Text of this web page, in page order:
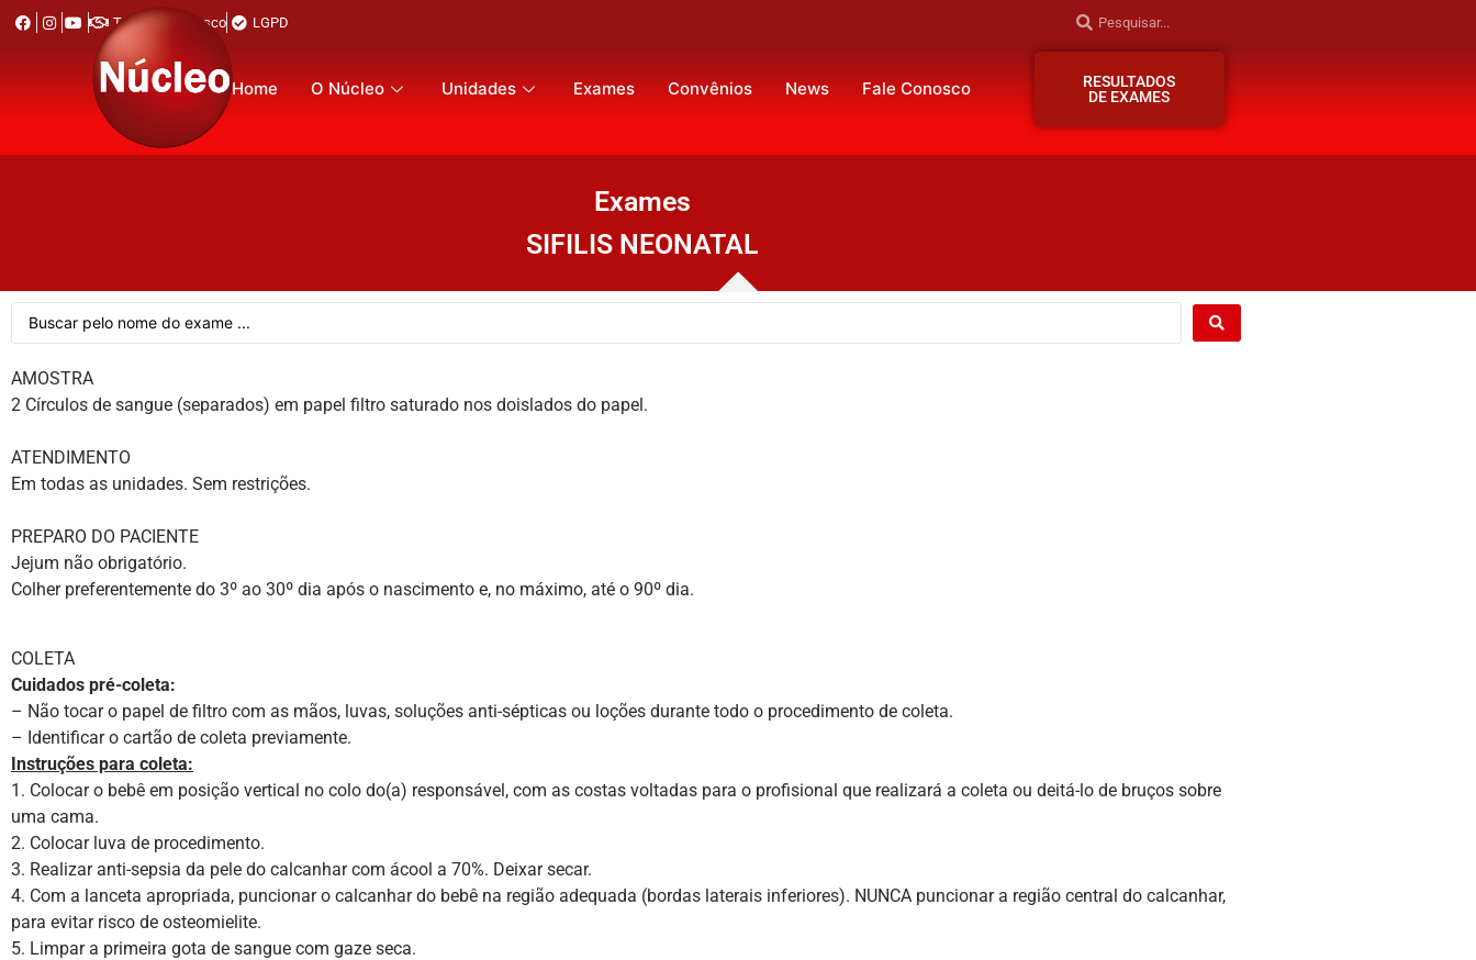
Trabalhe Conosco LGPD
Home O Núcleo Unidades Exames Convênios News Fale Conosco
RESULTADOS
DE EXAMES
Exames
SIFILIS NEONATAL
AMOSTRA
2 Círculos de sangue (separados) em papel filtro saturado nos doislados do papel.
ATENDIMENTO
Em todas as unidades. Sem restrições.
PREPARO DO PACIENTE
Jejum não obrigatório.
Colher preferentemente do 3º ao 30º dia após o nascimento e, no máximo, até o 90º dia.
COLETA
Cuidados pré-coleta:
– Não tocar o papel de filtro com as mãos, luvas, soluções anti-sépticas ou loções durante todo o procedimento de coleta.
– Identificar o cartão de coleta previamente.
Instruções para coleta:
1. Colocar o bebê em posição vertical no colo do(a) responsável, com as costas voltadas para o profisional que realizará a coleta ou deitá-lo de bruços sobre
uma cama.
2. Colocar luva de procedimento.
3. Realizar anti-sepsia da pele do calcanhar com ácool a 70%. Deixar secar.
4. Com a lanceta apropriada, puncionar o calcanhar do bebê na região adequada (bordas laterais inferiores). NUNCA puncionar a região central do calcanhar,
para evitar risco de osteomielite.
5. Limpar a primeira gota de sangue com gaze seca.